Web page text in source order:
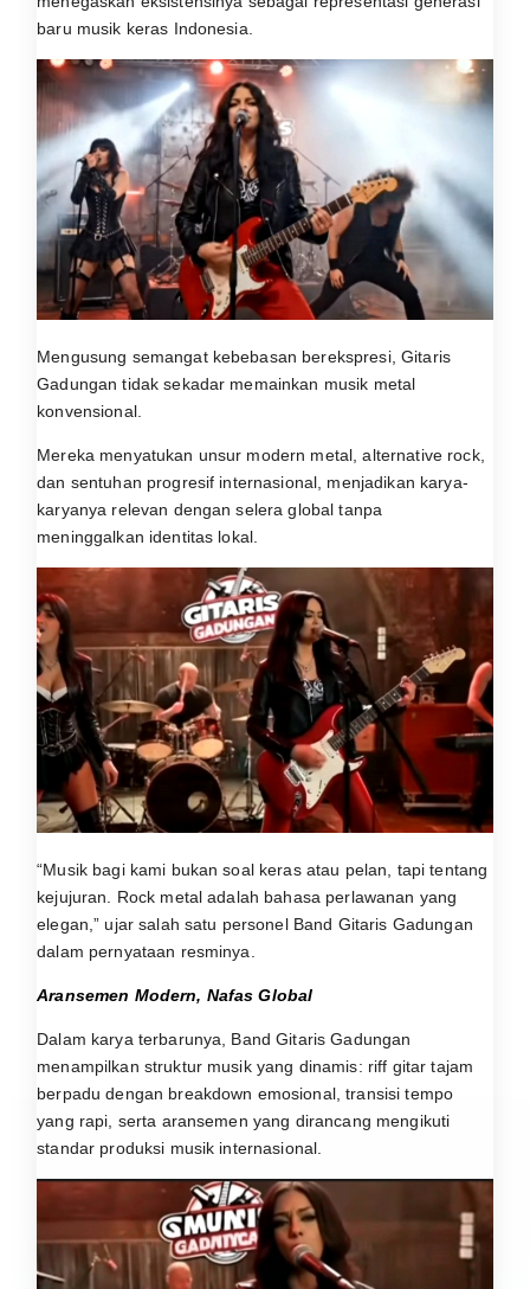
baru musik keras Indonesia.
Mengusung semangat kebebasan berekspresi, Gitaris
Gadungan tidak sekadar memainkan musik metal
konvensional.
Mereka menyatukan unsur modern metal, alternative rock,
dan sentuhan progresif internasional, menjadikan karya-
karyanya relevan dengan selera global tanpa
meninggalkan identitas lokal.
“Musik bagi kami bukan soal keras atau pelan, tapi tentang
kejujuran. Rock metal adalah bahasa perlawanan yang
elegan,” ujar salah satu personel Band Gitaris Gadungan
dalam pernyataan resminya.
Aransemen Modern, Nafas Global
Dalam karya terbarunya, Band Gitaris Gadungan
menampilkan struktur musik yang dinamis: riff gitar tajam
berpadu dengan breakdown emosional, transisi tempo
yang rapi, serta aransemen yang dirancang mengikuti
standar produksi musik internasional.